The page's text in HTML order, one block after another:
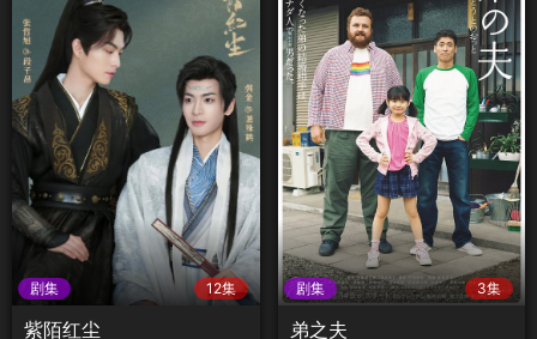
剧集 12集
紫陌红尘
剧集 3集
弟之夫